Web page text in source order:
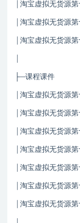
│淘宝虚拟无货源
│淘宝虚拟无货源
│淘宝虚拟无货源
├─课程课件
│淘宝虚拟无货源
│淘宝虚拟无货源
│淘宝虚拟无货源
│淘宝虚拟无货源
│淘宝虚拟无货源
│淘宝虚拟无货源
│淘宝虚拟无货源